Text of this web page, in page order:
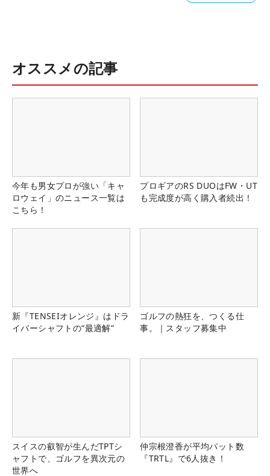
オススメの記事
今年も男女プロが強い「キャ
ロウェイ」のニュース一覧は
こちら！
プロギアのRS DUOはFW・UT
も完成度が高く購入者続出！
新『TENSEIオレンジ』はドラ
イバーシャフトの“最適解”
ゴルフの熱狂を、つくる仕
事。｜スタッフ募集中
スイスの叡智が生んだTPTシ
ャフトで、ゴルフを異次元の
世界へ
仲宗根澄香が平均パット数
『TRTL』で6人抜き！